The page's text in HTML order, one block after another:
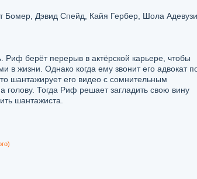
Бомер, Дэвид Спейд, Кайя Гербер, Шола
Риф берёт перерыв в актёрской карьере, чтобы
в жизни. Однако когда ему звонит его адвокат
шантажирует его видео с сомнительным
голову. Тогда Риф решает загладить свою вину
шантажиста.